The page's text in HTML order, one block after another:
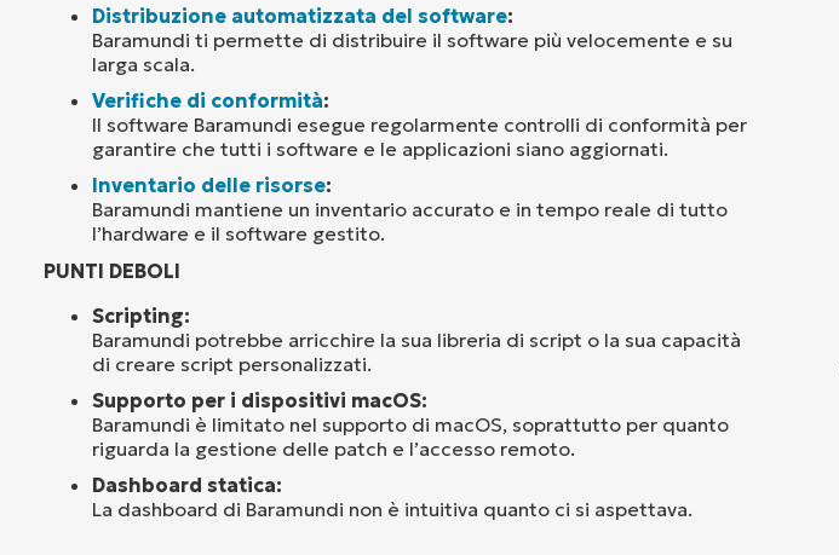
Distribuzione automatizzata del software:
Baramundi ti permette di distribuire il software più velocemente e su
larga scala.
Verifiche di conformità:
Il software Baramundi esegue regolarmente controlli di conformità per
garantire che tutti i software e le applicazioni siano aggiornati.
Inventario delle risorse:
Baramundi mantiene un inventario accurato e in tempo reale di tutto
l’hardware e il software gestito.
PUNTI DEBOLI
Scripting:
Baramundi potrebbe arricchire la sua libreria di script o la sua capacità
di creare script personalizzati.
Supporto per i dispositivi macOS:
Baramundi è limitato nel supporto di macOS, soprattutto per quanto
riguarda la gestione delle patch e l’accesso remoto.
Dashboard statica:
La dashboard di Baramundi non è intuitiva quanto ci si aspettava.